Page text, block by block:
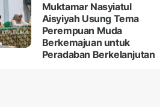
Muktamar Nasyiatul
Aisyiyah Usung Tema
Perempuan Muda
Berkemajuan untuk
Peradaban Berkelanjutan